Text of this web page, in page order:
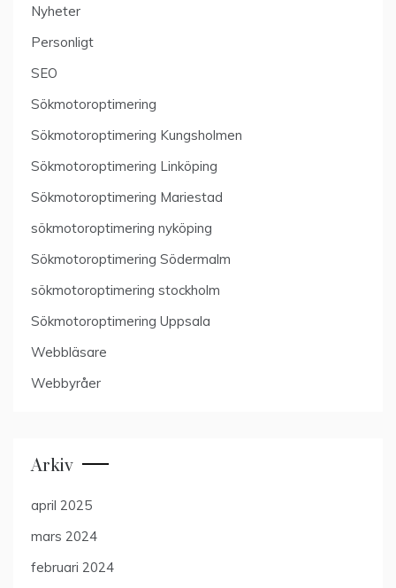
Nyheter
Personligt
SEO
Sökmotoroptimering
Sökmotoroptimering Kungsholmen
Sökmotoroptimering Linköping
Sökmotoroptimering Mariestad
sökmotoroptimering nyköping
Sökmotoroptimering Södermalm
sökmotoroptimering stockholm
Sökmotoroptimering Uppsala
Webbläsare
Webbyråer
Arkiv
april 2025
mars 2024
februari 2024